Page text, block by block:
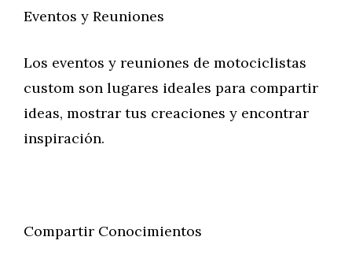
Eventos y Reuniones
Los eventos y reuniones de motociclistas
custom son lugares ideales para compartir
ideas, mostrar tus creaciones y encontrar
inspiración.
Compartir Conocimientos